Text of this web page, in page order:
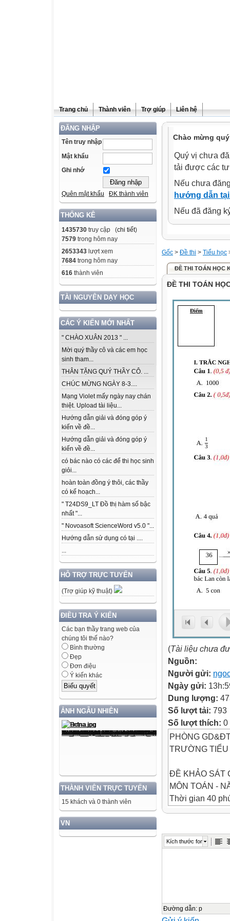
Trang chủ Thành viên Trợ giúp Liên hệ
ĐĂNG NHẬP
Tên truy nhập
Mật khẩu
Ghi nhớ
Quên mật khẩu ĐK thành viên
THỐNG KÊ
1435730 truy cập (chi tiết)
7579 trong hôm nay
2653343 lượt xem
7684 trong hôm nay
616 thành viên
TÀI NGUYÊN DẠY HỌC
CÁC Ý KIẾN MỚI NHẤT
" CHÀO XUÂN 2013 " ...
Mời quý thầy cô và các em học
sinh tham...
THÂN TẶNG QUÝ THẦY CÔ. ...
CHÚC MỪNG NGÀY 8-3....
Mạng Violet mấy ngày nay chán
thiệt. Upload tài liệu...
Hướng dẫn giải và đóng góp ý
kiến về đề...
Hướng dẫn giải và đóng góp ý
kiến về đề...
có bác nào có các để thi học sinh
giỏi...
hoàn toàn đồng ý thôi, các thầy
có kế hoạch...
" T24DS9_LT Đồ thị hàm số bậc
nhất "...
" Novoasoft ScienceWord v5.0 "...
Hướng dẫn sử dụng có tại ....
...
HỖ TRỢ TRỰC TUYẾN
(Trợ giúp kỹ thuật)
ĐIỀU TRA Ý KIẾN
Các bạn thầy trang web của
chúng tôi thế nào?
Bình thường
Đẹp
Đơn điệu
Ý kiến khác
ẢNH NGẪU NHIÊN
THÀNH VIÊN TRỰC TUYẾN
15 khách và 0 thành viên
VN
Chào mừng
Quý vị chưa
tải được các
Nếu chưa
hướng dẫn
Nếu đã đăng
Gốc > Đề thi > Tiểu học
ĐỀ THI TOÁN HỌC
ĐỀ THI TOÁN
(Tài liệu chưa
Nguồn:
Người gửi:
Ngày gửi:
Dung lượng:
Số lượt tải: 793
Số lượt thích: 0
PHÒNG
TRƯỜNG
ĐỀ KHẢO SÁT
MÔN TOÁN -
Thời gian 40
Điểm
I. TRẮC
Kích thước font
Đường dẫn: p